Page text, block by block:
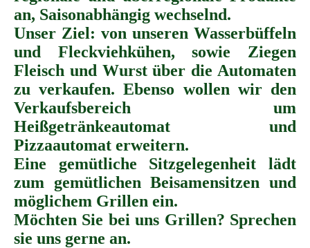
an, Saisonabhängig wechselnd.
Unser Ziel: von unseren Wasserbüffeln
und Fleckviehkühen, sowie Ziegen
Fleisch und Wurst über die Automaten
zu verkaufen. Ebenso wollen wir den
Verkaufsbereich um
Heißgetränkeautomat und
Pizzaautomat erweitern.
Eine gemütliche Sitzgelegenheit lädt
zum gemütlichen Beisamensitzen und
möglichem Grillen ein.
Möchten Sie bei uns Grillen? Sprechen
sie uns gerne an.